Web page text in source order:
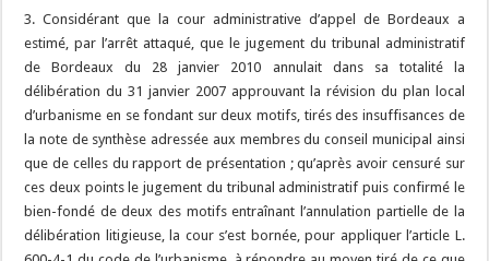
3. Considérant que la cour administrative d’appel de Bordeaux a
estimé, par l’arrêt attaqué, que le jugement du tribunal administratif
de Bordeaux du 28 janvier 2010 annulait dans sa totalité la
délibération du 31 janvier 2007 approuvant la révision du plan local
d’urbanisme en se fondant sur deux motifs, tirés des insuffisances de
la note de synthèse adressée aux membres du conseil municipal ainsi
que de celles du rapport de présentation ; qu’après avoir censuré sur
ces deux points le jugement du tribunal administratif puis confirmé le
bien-fondé de deux des motifs entraînant l’annulation partielle de la
délibération litigieuse, la cour s’est bornée, pour appliquer l’article L.